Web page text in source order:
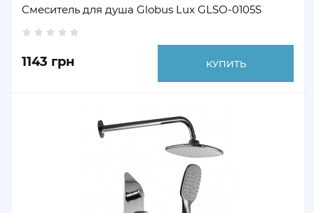
Смеситель для душа Globus Lux GLSO-0105S
1143 грн КУПИТЬ